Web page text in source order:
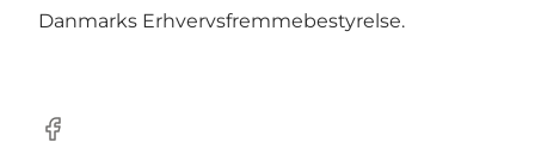
Danmarks Erhvervsfremmebestyrelse.
Facebook